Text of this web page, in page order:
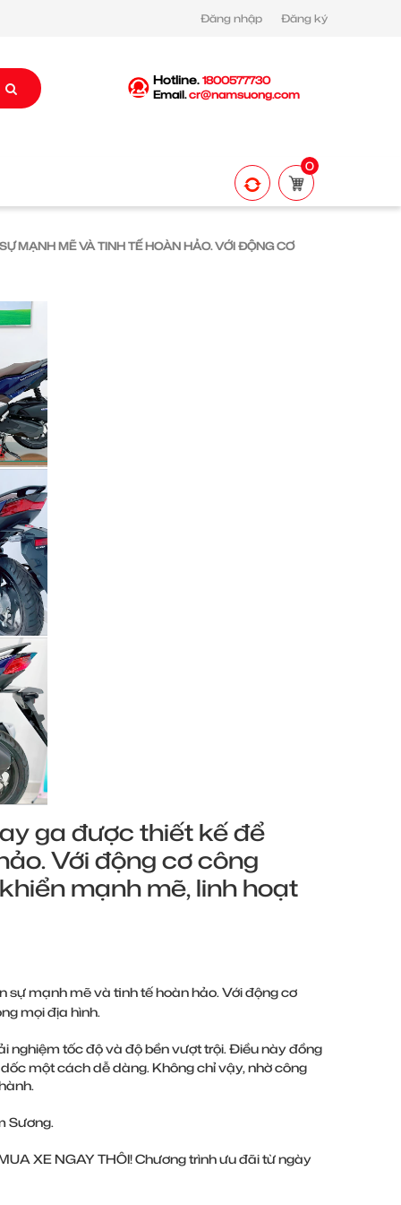
Đăng nhập Đăng ký
Hotline. 1800577730
Email.cr@namsuong.com
0
MẠNH MẼ VÀ TINH TẾ HOÀN HẢO. VỚI ĐỘNG CƠ
ga được thiết kế để
Với động cơ công
mạnh mẽ, linh hoạt
mạnh mẽ và tinh tế hoàn hảo. Với động cơ
mọi địa hình.
nghiệm tốc độ và độ bền vượt trội. Điều này đồng
một cách dễ dàng. Không chỉ vậy, nhờ công
Sương.
XE NGAY THÔI! Chương trình ưu đãi từ ngày